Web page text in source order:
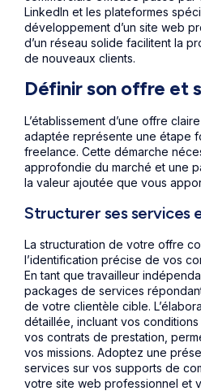
LinkedIn et les plateformes
développement d’un site web
d’un réseau solide facilitent la
de nouveaux clients.
Définir son offre et
L’établissement d’une offre
adaptée représente une étape
freelance. Cette démarche
approfondie du marché et une
la valeur ajoutée que vous
Structurer ses services
La structuration de votre offre
l’identification précise de vos
En tant que travailleur
packages de services
de votre clientèle cible.
détaillée, incluant vos
vos contrats de prestation,
vos missions. Adoptez une
services sur vos supports de
votre site web professionnel et